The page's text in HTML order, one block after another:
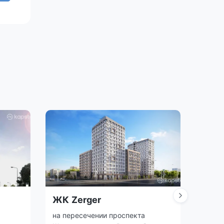
ЖК Zerger
на пересечении проспекта